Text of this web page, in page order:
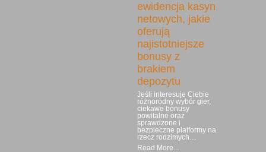
ewidencja kasyn
netowych, jakie
oferują
najistotniejsze
bonusy z
brakiem
depozytu
Jeśli interesuje Ciebie
różnorodny wybór gier,
ciekawe bonusy
powitalne oraz
sprawdzone i
bezpieczne platformy na
rzecz rodzimych…
Read More...